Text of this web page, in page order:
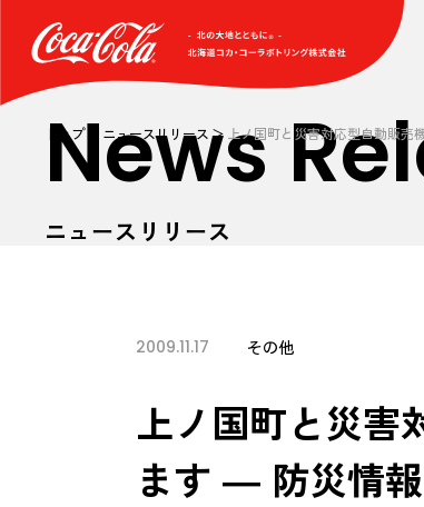
トップ ニュースリリース 上ノ国町と災害対応型自動販
News
ニュースリリース
2009.11.17 その他
上ノ国町と災害
ます ― 防災情